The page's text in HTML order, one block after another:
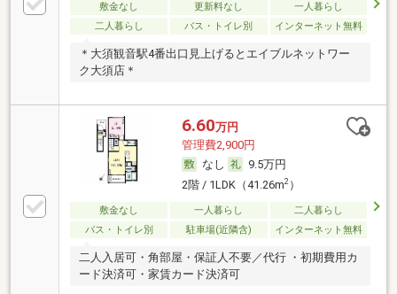
敷金なし 更新料なし
一人暮らし
二人暮らし
バス・トイレ別 インターネット無料
＊大須観音駅4番出口見上げるとエイブルネットワー
ク大須店＊
6.60万円
管理費2,900円
なし
9.5万円
2階 / 1LDK（41.26m2）
敷金なし 一人暮らし
二人暮らし
バス・トイレ別
駐車場(近隣含) インターネット無料
二人入居可・角部屋・保証人不要／代行 ・初期費用カ
ード決済可・家賃カード決済可